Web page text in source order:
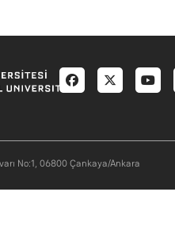
Social menu
No:1, 06800 Çankaya/Ankara